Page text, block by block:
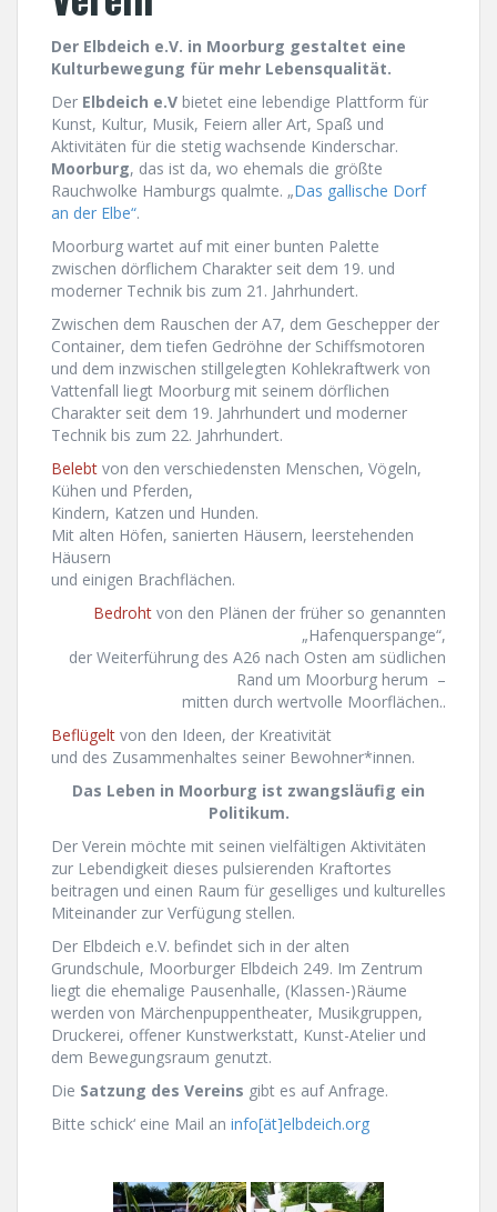
Der Elbdeich e.V. in Moorburg gestaltet eine
Kulturbewegung für mehr Lebensqualität.
Der Elbdeich e.V bietet eine lebendige Plattform für
Kunst, Kultur, Musik, Feiern aller Art, Spaß und
Aktivitäten für die stetig wachsende Kinderschar.
Moorburg, das ist da, wo ehemals die größte
Rauchwolke Hamburgs qualmte. „Das gallische Dorf
an der Elbe“.
Moorburg wartet auf mit einer bunten Palette
zwischen dörflichem Charakter seit dem 19. und
moderner Technik bis zum 21. Jahrhundert.
Zwischen dem Rauschen der A7, dem Geschepper der
Container, dem tiefen Gedröhne der Schiffsmotoren
und dem inzwischen stillgelegten Kohlekraftwerk von
Vattenfall liegt Moorburg mit seinem dörflichen
Charakter seit dem 19. Jahrhundert und moderner
Technik bis zum 22. Jahrhundert.
Belebt von den verschiedensten Menschen, Vögeln,
Kühen und Pferden,
Kindern, Katzen und Hunden.
Mit alten Höfen, sanierten Häusern, leerstehenden
Häusern
und einigen Brachflächen.
Bedroht von den Plänen der früher so genannten
„Hafenquerspange“,
der Weiterführung des A26 nach Osten am südlichen
Rand um Moorburg herum –
mitten durch wertvolle Moorflächen..
Beflügelt von den Ideen, der Kreativität
und des Zusammenhaltes seiner Bewohner*innen.
Das Leben in Moorburg ist zwangsläufig ein
Politikum.
Der Verein möchte mit seinen vielfältigen Aktivitäten
zur Lebendigkeit dieses pulsierenden Kraftortes
beitragen und einen Raum für geselliges und kulturelles
Miteinander zur Verfügung stellen.
Der Elbdeich e.V. befindet sich in der alten
Grundschule, Moorburger Elbdeich 249. Im Zentrum
liegt die ehemalige Pausenhalle, (Klassen-)Räume
werden von Märchenpuppentheater, Musikgruppen,
Druckerei, offener Kunstwerkstatt, Kunst-Atelier und
dem Bewegungsraum genutzt.
Die Satzung des Vereins gibt es auf Anfrage.
Bitte schick‘ eine Mail an info[ät]elbdeich.org